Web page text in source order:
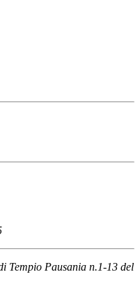
Tempio Pausania n.1-13 del